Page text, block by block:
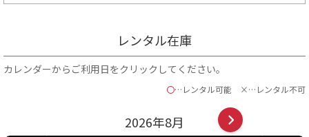
レンタル在庫
カレンダーからご利用日をクリックしてください。
〇…レンタル可能 ×…レンタル不可
2026年8月